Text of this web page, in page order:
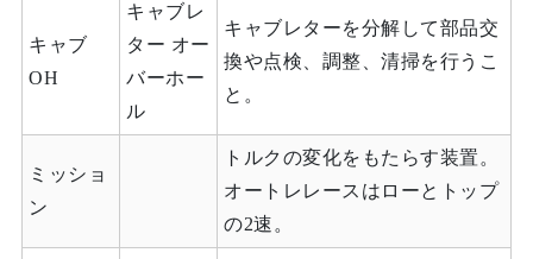
キャブ
OH
キャブレ
ター オー
バーホー
ル
キャブレターを分解して部品交
換や点検、調整、清掃を行うこ
と。
ミッショ
ン
トルクの変化をもたらす装置。
オートレレースはローとトップ
の2速。